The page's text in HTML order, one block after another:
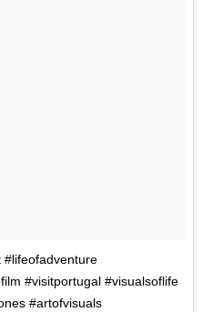
#lifeofadventure
#visitportugal #visualsoflife
#artofvisuals